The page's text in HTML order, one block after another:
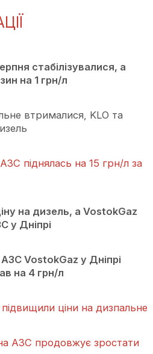
стабілізувалися, а
на 1 грн/л
втрималися, KLO та
піднялась на 15 грн/л за
на дизель, а VostokGaz
у Дніпрі
VostokGaz у Дніпрі
на 4 грн/л
ціни на дизпальне
АЗС продовжує зростати